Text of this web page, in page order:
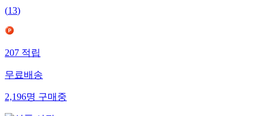
(13)
207적립
무료배송
2,196명구매중